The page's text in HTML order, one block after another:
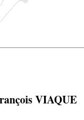
VIAQUE